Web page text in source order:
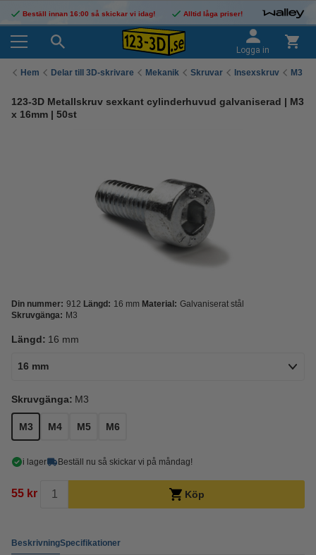
Beställ innan 16:00 så skickar vi idag! Alltid låga priser!
Logga in
Hem Delar till 3D-skrivare Mekanik Skruvar Insexskruv M3
123-3D Metallskruv sexkant cylinderhuvud galvaniserad | M3
x 16mm | 50st
Din nummer: 912 Längd: 16 mm Material: Galvaniserat stål
Skruvgänga: M3
Längd: 16 mm
16 mm
Skruvgänga: M3
M3 M4 M5 M6
i lager Beställ nu så skickar vi på måndag!
55 kr Köp
BeskrivningSpecifikationer